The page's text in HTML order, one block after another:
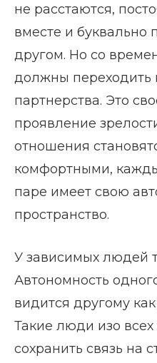
не расстаются,
вместе и буквально
другом. Но со
должны переходить
партнерства. Это
проявление
отношения
комфортными,
паре имеет свою
пространство.
У зависимых людей
Автономность
видится другому
Такие люди изо всех
сохранить связь на